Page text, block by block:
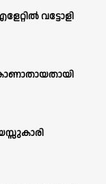
വട്ടോളി